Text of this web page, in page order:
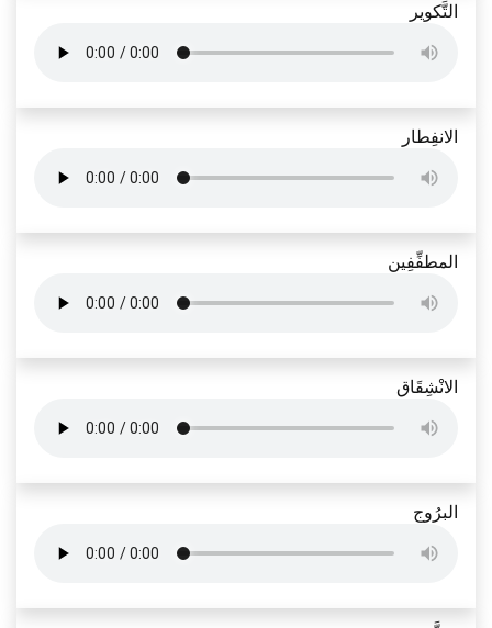
التَّكوير
الانفِطار
المطفِّفِين
الانْشِقَاق
البرُوج